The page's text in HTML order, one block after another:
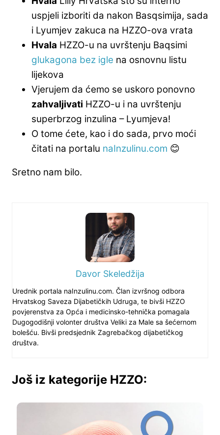
uspjeli izboriti da nakon Basqsimija, sada
i Lyumjev zakuca na HZZO-ova vrata
Hvala HZZO-u na uvrštenju Baqsimi
glukagona bez igle na osnovnu listu
lijekova
Vjerujem da ćemo se uskoro ponovno
zahvaljivati HZZO-u i na uvrštenju
superbrzog inzulina – Lyumjeva!
O tome ćete, kao i do sada, prvo moći
čitati na portalu naInzulinu.com 😊
Sretno nam bilo.
Davor Skeledžija
Urednik portala naInzulinu.com. Član izvršnog odbora
Hrvatskog Saveza Dijabetičkih Udruga, te bivši HZZO
povjerenstva za Opća i medicinsko-tehnička pomagala
Dugogodišnji volonter društva Veliki za Male sa šećernom
bolešću. Bivši predsjednik Zagrebačkog dijabetičkog
društva.
Još iz kategorije HZZO: